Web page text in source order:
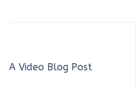
A Video Blog Post